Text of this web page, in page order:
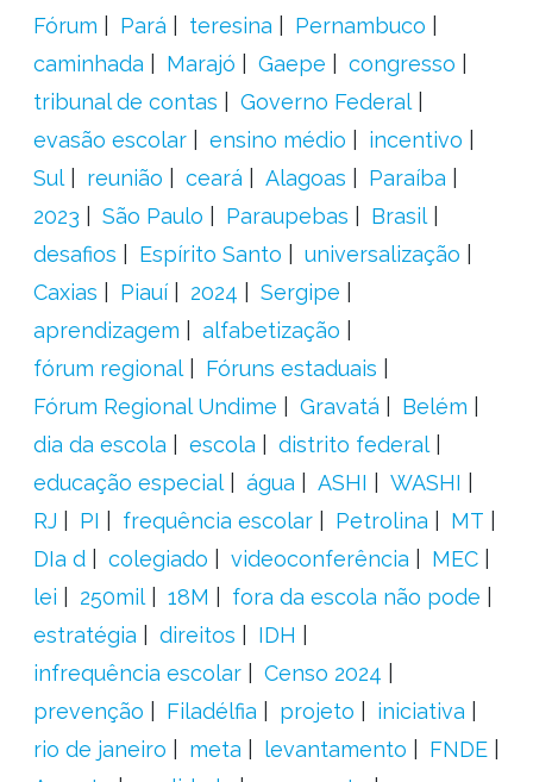
Fórum Pará teresina
Pernambuco
caminhada
Marajó Gaepe
congresso
tribunal de contas
Governo Federal
evasão escolar
ensino médio
incentivo
Sul
reunião ceará Alagoas
Paraíba
2023
São Paulo Paraupebas
Brasil
desafios
Espírito Santo
universalização
Caxias
Piauí 2024
Sergipe
aprendizagem
alfabetização
fórum regional
Fóruns estaduais
Fórum Regional Undime
Gravatá
Belém
dia da escola
escola
distrito federal
educação especial
água ASHI
WASHI
RJ
PI frequência escolar Petrolina
MT
DIa d
colegiado videoconferência
MEC
lei
250mil 18M
fora da escola não pode
estratégia
direitos
IDH
infrequência escolar
Censo 2024
prevenção
Filadélfia projeto
iniciativa
rio de janeiro
meta levantamento
FNDE